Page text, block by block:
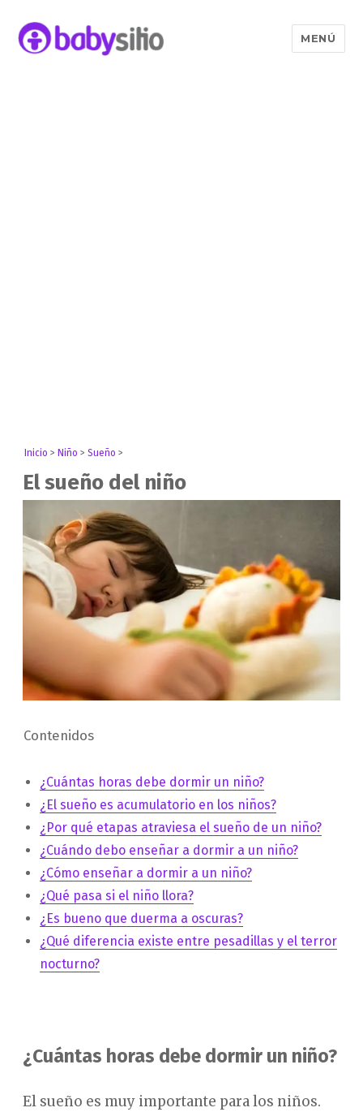
MENÚ
Inicio > Niño >Sueño >
El sueño del niño
Contenidos
¿Cuántas horas debe dormir un niño?
¿El sueño es acumulatorio en los niños?
¿Por qué etapas atraviesa el sueño de un niño?
¿Cuándo debo enseñar a dormir a un niño?
¿Cómo enseñar a dormir a un niño?
¿Qué pasa si el niño llora?
¿Es bueno que duerma a oscuras?
¿Qué diferencia existe entre pesadillas y el terror
nocturno?
¿Cuántas horas debe dormir un niño?
El sueño es muy importante para los niños.